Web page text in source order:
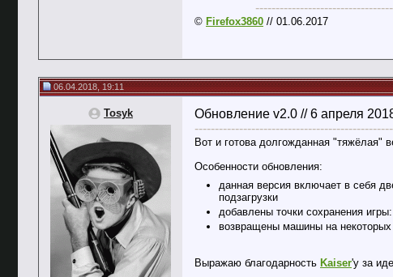
© Firefox3860 // 01.06.2017
06.04.2018, 19:11
Tosyk
Обновление v2.0 // 6 апреля
Вот и готова долгожданная "тяжёлая"
Особенности обновления:
данная версия включает в себя
подзагрузки
добавлены точки сохранения
возвращены машины на
Выражаю благодарность Kaiser'у за